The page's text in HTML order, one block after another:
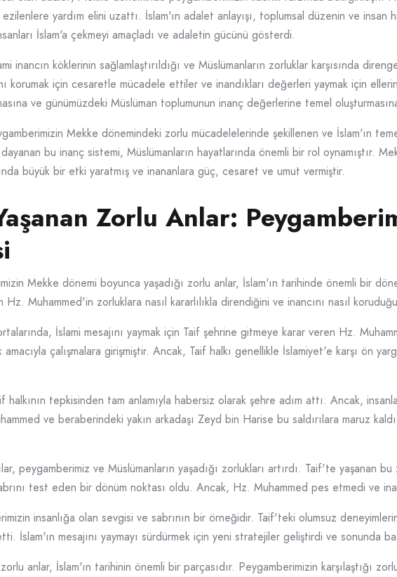
yardım elini uzattı. İslam'ın adalet anlayışı, toplumsal düzenin ve insan
İslam'a çekmeyi amaçladı ve adaletin gücünü gösterdi.
inancın köklerinin sağlamlaştırıldığı ve Müslümanların zorluklar karşısında
korumak için cesaretle mücadele ettiler ve inandıkları değerleri yaymak için
ve günümüzdeki Müslüman toplumunun inanç değerlerine temel
Mekke dönemindeki zorlu mücadelelerinde şekillenen ve İslam'ın
bu inanç sistemi, Müslümanların hayatlarında önemli bir rol oynamıştır.
büyük bir etki yaratmış ve inananlara güç, cesaret ve umut vermiştir.
Zorlu Anlar:
Mekke dönemi boyunca yaşadığı zorlu anlar, İslam'ın tarihinde önemli bir
Hz. Muhammed'in zorluklara nasıl kararlılıkla direndiğini ve inancını nasıl
İslami mesajını yaymak için Taif şehrine gitmeye karar veren Hz.
çalışmalara girişmiştir. Ancak, Taif halkı genellikle İslamiyet'e karşı ön
halkının tepkisinden tam anlamıyla habersiz olarak şehre adım attı. Ancak,
ve beraberindeki yakın arkadaşı Zeyd bin Harise bu saldırılara maruz
peygamberimiz ve Müslümanların yaşadığı zorlukları artırdı. Taif'te yaşanan
test eden bir dönüm noktası oldu. Ancak, Hz. Muhammed pes etmedi ve
insanlığa olan sevgisi ve sabrının bir örneğidir. Taif'teki olumsuz
İslam'ın mesajını yaymayı sürdürmek için yeni stratejiler geliştirdi ve sonunda
anlar, İslam'ın tarihinin önemli bir parçasıdır. Peygamberimizin karşılaştığı